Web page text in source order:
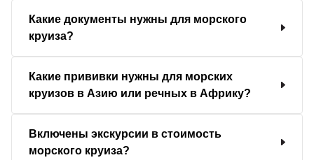
Какие документы нужны для морского
круиза?
Какие прививки нужны для морских
круизов в Азию или речных в Африку?
Включены экскурсии в стоимость
морского круиза?